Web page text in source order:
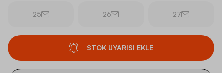
25 26 27
STOK UYARISI EKLE